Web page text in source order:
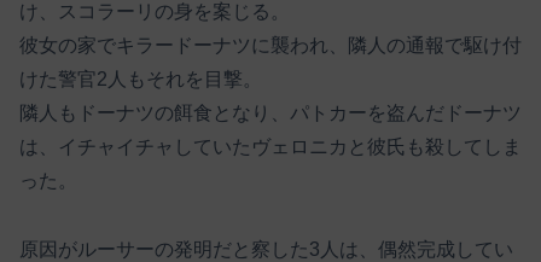
け、スコラーリの身を案じる。
彼女の家でキラードーナツに襲われ、隣人の通報で駆け付
けた警官2人もそれを目撃。
隣人もドーナツの餌食となり、パトカーを盗んだドーナツ
は、イチャイチャしていたヴェロニカと彼氏も殺してしま
った。
原因がルーサーの発明だと察した3人は、偶然完成してい